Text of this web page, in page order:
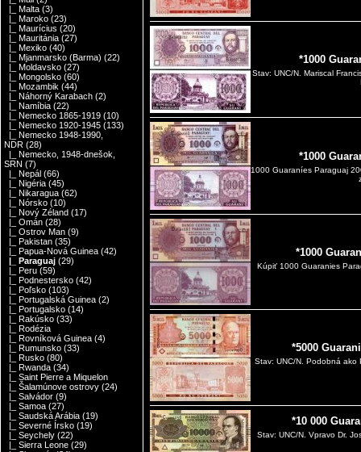
|_ Malta (3)
|_ Maroko (23)
|_ Maurícius (20)
|_ Mauritánia (27)
|_ Mexiko (40)
|_ Mjanmarsko (Barma) (22)
|_ Moldavsko (27)
|_ Mongolsko (60)
|_ Mozambik (44)
|_ Náhorný Karabach (2)
|_ Namíbia (22)
|_ Nemecko 1865-1919 (10)
|_ Nemecko 1920-1945 (133)
|_ Nemecko 1948-1990,
NDR (28)
|_ Nemecko, 1948-dnešok,
SRN (7)
|_ Nepál (66)
|_ Nigéria (45)
|_ Nikaragua (62)
|_ Nórsko (10)
|_ Nový Zéland (17)
|_ Omán (28)
|_ Ostrov Man (9)
|_ Pakistan (35)
|_ Papua-Nová Guinea (42)
|_ Paraguaj (29)
|_ Peru (59)
|_ Podnestersko (42)
|_ Poľsko (103)
|_ Portugalská Guinea (2)
|_ Portugalsko (14)
|_ Rakúsko (33)
|_ Rodézia
|_ Rovníková Guinea (4)
|_ Rumunsko (33)
|_ Rusko (80)
|_ Rwanda (34)
|_ Saint Pierre a Miquelon
|_ Šalamúnove ostrovy (24)
|_ Salvádor (9)
|_ Samoa (27)
|_ Saudská Arábia (19)
|_ Severné Írsko (19)
|_ Seychely (22)
|_ Sierra Leone (29)
*1000
Stav: UNC/N. Mariscal
*1000
1000 Guaraníes Paraguaj
*1000
Kúpiť 1000 Guaranies
*5000
Stav: UNC/N. Podobná ako
*10 000
Stav: UNC/N. Vpravo Dr.